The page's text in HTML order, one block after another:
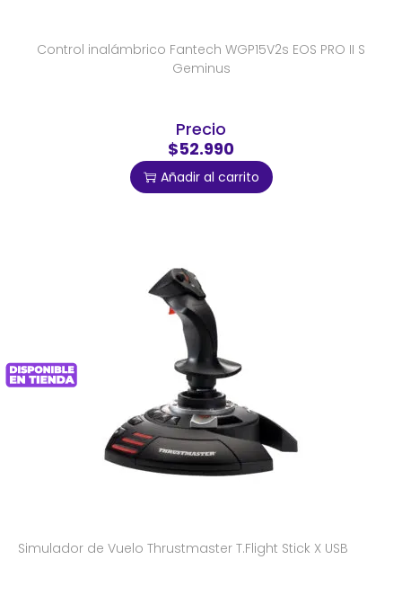
Control inalámbrico Fantech WGP15V2s EOS PRO II S
Geminus
Precio
$52.990
Añadir al carrito
Simulador de Vuelo Thrustmaster T.Flight Stick X USB